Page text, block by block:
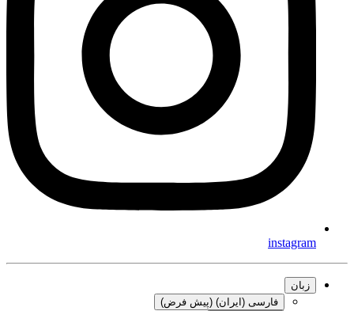
instagram
زبان
فارسی (ایران) (پیش فرض)